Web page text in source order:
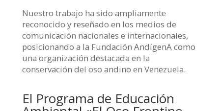
Nuestro trabajo ha sido ampliamente
reconocido y reseñado en los medios de
comunicación nacionales e internacionales,
posicionando a la Fundación AndígenA como
una organización destacada en la
conservación del oso andino en Venezuela.
El Programa de Educación